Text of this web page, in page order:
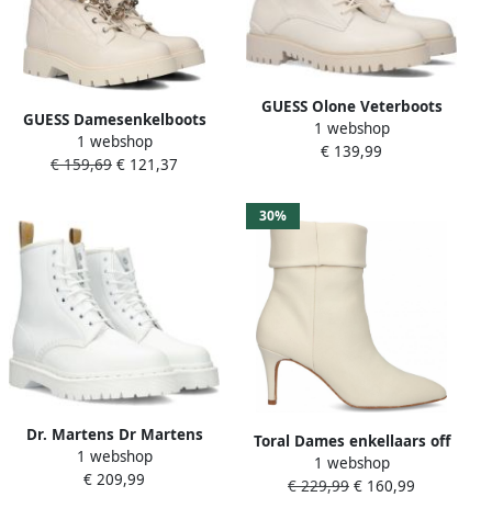
GUESS Damesenkelboots
Beige RIPLEI 36 EU Fijne
Elegante Veterboots
1 webshop
€ 159,69 € 121,37
GUESS Olone Veterboots
Laarzen Met Veters Dames
Wit
1 webshop
€ 139,99
Dr. Martens Dr Martens
Vegan 1460 Bex Mono
Veterboots Laarzen Met
1 webshop
€ 209,99
30%
Toral Dames enkellaars off
white
1 webshop
€ 229,99 € 160,99